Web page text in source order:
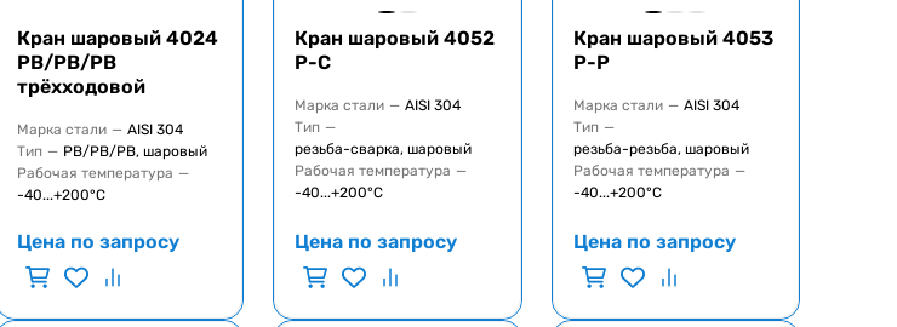
Кран шаровый 4024
РВ/РВ/РВ
трёхходовой
Марка стали — AISI 304
Тип — РВ/РВ/РВ, шаровый
Рабочая температура —
-40...+200°C
Цена по запросу
Кран шаровый 4052
Р-С
Марка стали — AISI 304
Тип —
резьба-сварка, шаровый
Рабочая температура —
-40...+200°C
Цена по запросу
Кран шаровый 4053
Р-Р
Марка стали — AISI 304
Тип —
резьба-резьба, шаровый
Рабочая температура —
-40...+200°C
Цена по запросу